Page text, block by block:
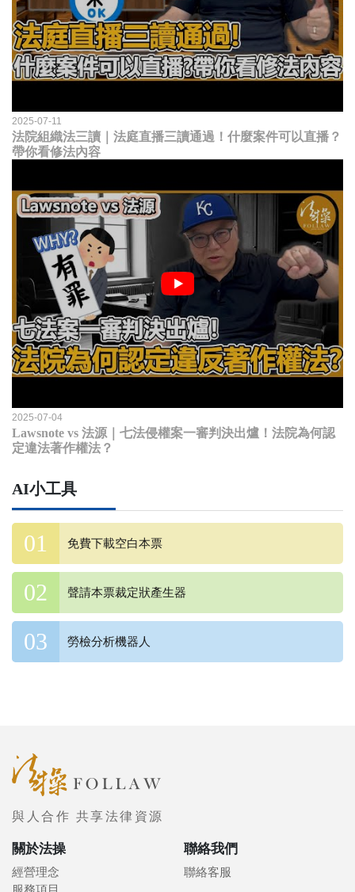
2025-07-11
法院組織法三讀｜法庭直播三讀通過！什麼案件可以直播？
帶你看修法內容
2025-07-04
Lawsnote vs 法源｜七法侵權案一審判決出爐！法院為何認
定違法著作權法？
AI小工具
免費下載空白本票
聲請本票裁定狀產生器
勞檢分析機器人
與人合作 共享法律資源
關於法操
經營理念
聯絡我們
聯絡客服